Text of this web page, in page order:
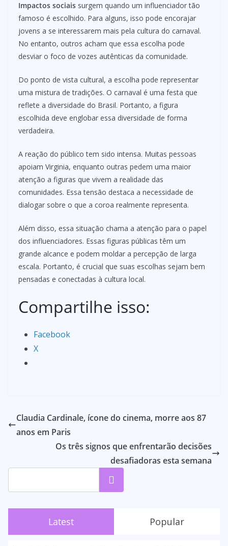
Impactos sociais surgem quando um influenciador tão
famoso é escolhido. Para alguns, isso pode encorajar
jovens a se interessarem mais pela cultura do carnaval.
No entanto, outros acham que essa escolha pode
desviar o foco de vozes autênticas da comunidade.
Do ponto de vista cultural, a escolha pode representar
uma mistura de tradições. O carnaval é uma festa que
reflete a diversidade do Brasil. Portanto, a figura
escolhida deve englobar essa diversidade de forma
verdadeira.
A reação do público tem sido intensa. Muitas pessoas
apoiam Virginia, enquanto outras pedem uma maior
atenção a figuras que vivem a realidade das
comunidades. Essa tensão destaca a necessidade de
dialogar sobre o que a coroa realmente representa.
Além disso, essa situação chama a atenção para o papel
dos influenciadores. Essas figuras públicas têm um
grande alcance e podem moldar a percepção de larga
escala. Portanto, é crucial que suas escolhas sejam bem
pensadas e conectadas à cultura local.
Compartilhe isso:
Facebook
X
Claudia Cardinale, ícone do cinema, morre aos 87
anos em Paris
Os três signos que enfrentarão decisões
desafiadoras esta semana
Pesquisar
Latest Popular